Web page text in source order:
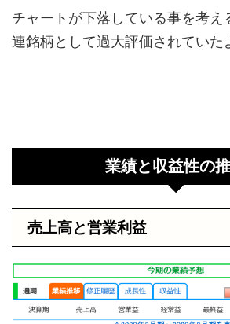
チャートが下落している事を考え
連銘柄として過大評価されていた
業績と収益性の
売上高と営業利益